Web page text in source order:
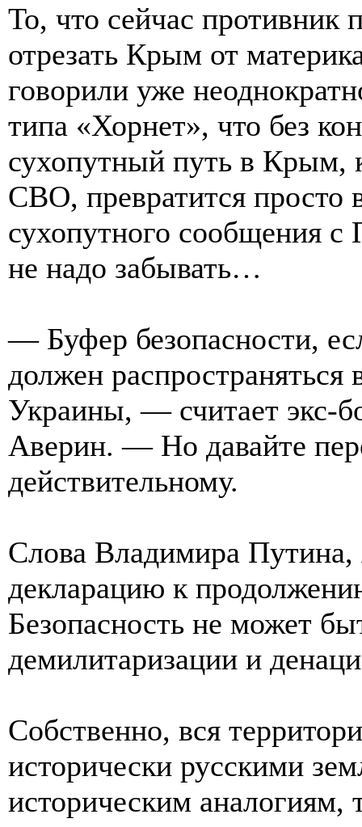
То, что сейчас противник
отрезать Крым от
говорили уже
типа «Хорнет», что без
сухопутный путь в Крым,
СВО, превратится
сухопутного сообщения с
не надо забывать…
— Буфер безопасности,
должен распространяться
Украины, — считает экс-
Аверин. — Но давайте
действительному.
Слова Владимира
декларацию к
Безопасность не может
демилитаризации и
Собственно, вся
исторически русскими
историческим